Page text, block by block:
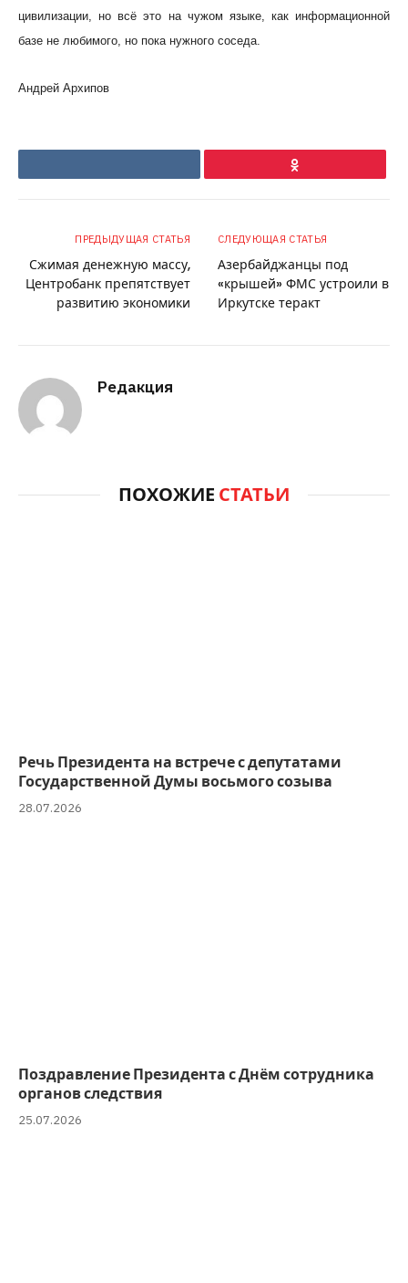
цивилизации, но всё это на чужом языке, как информационной
базе не любимого, но пока нужного соседа.
Андрей Архипов
Ok
ПРЕДЫДУЩАЯ СТАТЬЯ
Сжимая денежную массу,
Центробанк препятствует
развитию экономики
СЛЕДУЮЩАЯ СТАТЬЯ
Азербайджанцы под
«крышей» ФМС устроили в
Иркутске теракт
Редакция
ПОХОЖИЕ СТАТЬИ
Речь Президента на встрече с депутатами
Государственной Думы восьмого созыва
28.07.2026
Поздравление Президента с Днём сотрудника
органов следствия
25.07.2026